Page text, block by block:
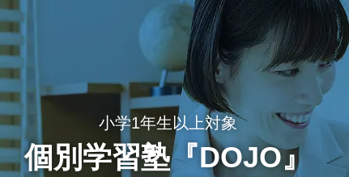
小学1年生以上対象
個別学習塾『DOJO』